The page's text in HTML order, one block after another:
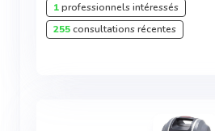
1professionnels intéressés
255consultations récentes